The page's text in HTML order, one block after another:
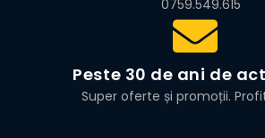
0759.549.615
Peste 30 de ani de
Super oferte și promoții.